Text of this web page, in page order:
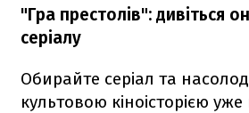
"Гра престолів": дивіться
серіалу
Обирайте серіал та
культовою кіноісторією